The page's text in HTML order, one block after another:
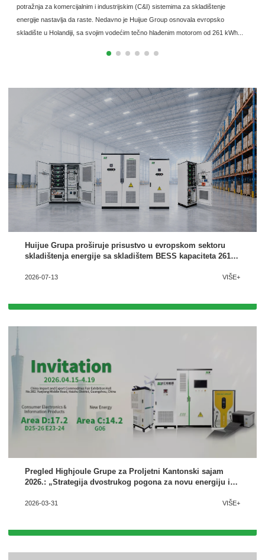
potražnja za komercijalnim i industrijskim (C&I) sistemima za skladištenje
energije nastavlja da raste. Nedavno je Huijue Group osnovala evropsko
skladište u Holandiji, sa svojim vodećim tečno hlađenim motorom od 261 kWh...
Huijue Grupa proširuje prisustvo u evropskom sektoru
skladištenja energije sa skladištem BESS kapaciteta 261
2026-07-13 VIŠE+
Pregled Highjoule Grupe za Proljetni Kantonski sajam
2026.: „Strategija dvostrukog pogona za novu energiju i
2026-03-31 VIŠE+